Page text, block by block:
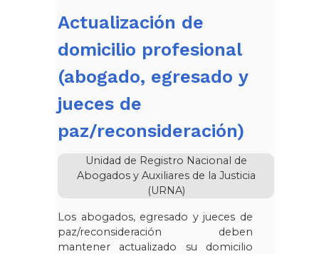
Actualización de
domicilio profesional
(abogado, egresado y
jueces de
paz/reconsideración)
Unidad de Registro Nacional de
Abogados y Auxiliares de la Justicia
(URNA)
Los abogados, egresado y jueces de
paz/reconsideración deben
mantener actualizado su domicilio